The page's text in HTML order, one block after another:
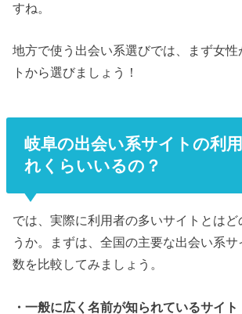
すね。
地方で使う出会い系選びでは、まず女性
トから選びましょう！
岐阜の出会い系サイトの利
れくらいいるの？
では、実際に利用者の多いサイトとはど
うか。まずは、全国の主要な出会い系
数を比較してみましょう。
・一般に広く名前が知られているサイト